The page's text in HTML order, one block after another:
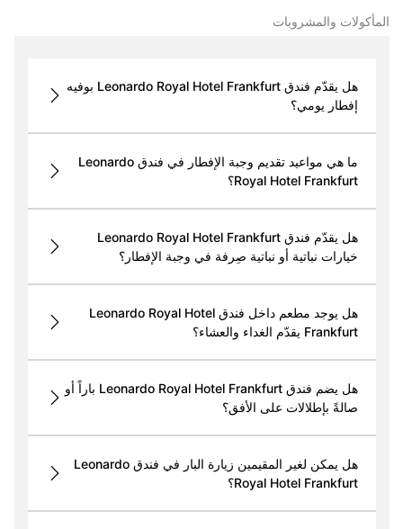
المأكولات والمشروبات
هل يقدّم فندق Leonardo Royal Hotel Frankfurt بوفيه
إفطار يومي؟
ما هي مواعيد تقديم وجبة الإفطار في فندق Leonardo
Royal Hotel Frankfurt؟
هل يقدّم فندق Leonardo Royal Hotel Frankfurt
خيارات نباتية أو نباتية صِرفة في وجبة الإفطار؟
هل يوجد مطعم داخل فندق Leonardo Royal Hotel
Frankfurt يقدّم الغداء والعشاء؟
هل يضم فندق Leonardo Royal Hotel Frankfurt باراً أو
صالةً بإطلالات على الأفق؟
هل يمكن لغير المقيمين زيارة البار في فندق Leonardo
Royal Hotel Frankfurt؟